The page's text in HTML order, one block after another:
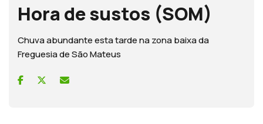
Hora de sustos (SOM)
Chuva abundante esta tarde na zona baixa da
Freguesia de São Mateus